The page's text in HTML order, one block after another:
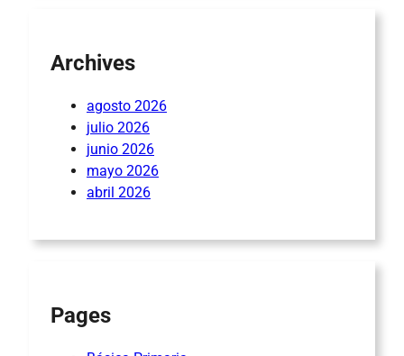
Archives
agosto 2026
julio 2026
junio 2026
mayo 2026
abril 2026
Pages